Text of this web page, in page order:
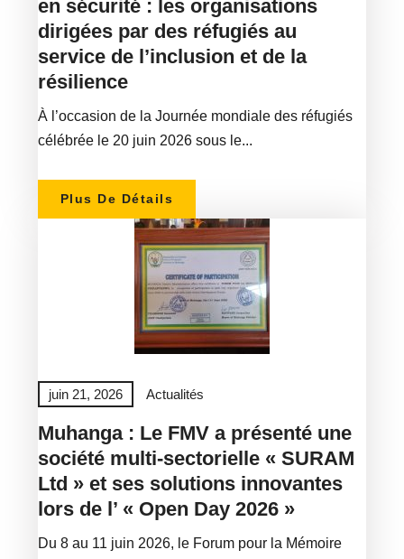
en sécurité : les organisations
dirigées par des réfugiés au
service de l’inclusion et de la
résilience
À l’occasion de la Journée mondiale des réfugiés
célébrée le 20 juin 2026 sous le...
Plus De Détails
juin 21, 2026 Actualités
Muhanga : Le FMV a présenté une
société multi-sectorielle « SURAM
Ltd » et ses solutions innovantes
lors de l’ « Open Day 2026 »
Du 8 au 11 juin 2026, le Forum pour la Mémoire